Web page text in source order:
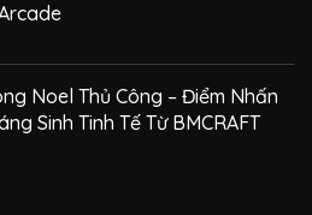
Noel Thủ Công – Điểm Nhấn
Sinh Tinh Tế Từ BMCRAFT